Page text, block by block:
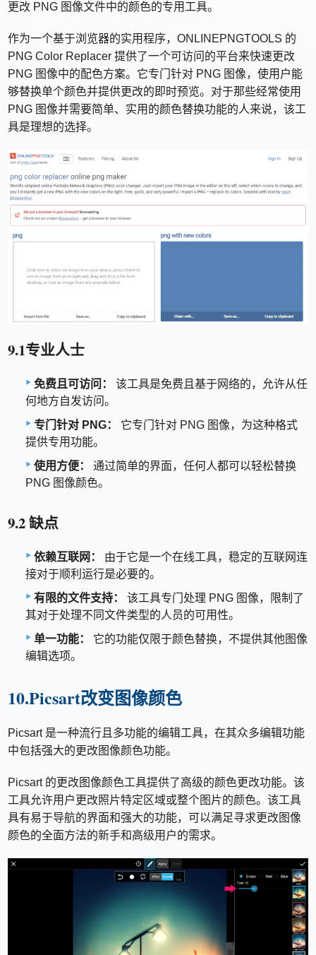
更改 PNG 图像文件中的颜色的专用工具。
作为一个基于浏览器的实用程序，ONLINEPNGTOOLS 的
PNG Color Replacer 提供了一个可访问的平台来快速更改
PNG 图像中的配色方案。它专门针对 PNG 图像，使用户能
够替换单个颜色并提供更改的即时预览。对于那些经常使用
PNG 图像并需要简单、实用的颜色替换功能的人来说，该工
具是理想的选择。
9.1专业人士
免费且可访问：
该工具是免费且基于网络的，允许从任
何地方自发访问。
专门针对 PNG：
它专门针对 PNG 图像，为这种格式
提供专用功能。
使用方便：
通过简单的界面，任何人都可以轻松替换
PNG 图像颜色。
9.2 缺点
依赖互联网：
由于它是一个在线工具，稳定的互联网连
接对于顺利运行是必要的。
有限的文件支持：
该工具专门处理 PNG 图像，限制了
其对于处理不同文件类型的人员的可用性。
单一功能：
它的功能仅限于颜色替换，不提供其他图像
编辑选项。
10.Picsart改变图像颜色
Picsart 是一种流行且多功能的编辑工具，在其众多编辑功能
中包括强大的更改图像颜色功能。
Picsart 的更改图像颜色工具提供了高级的颜色更改功能。该
工具允许用户更改照片特定区域或整个图片的颜色。该工具
具有易于导航的界面和强大的功能，可以满足寻求更改图像
颜色的全面方法的新手和高级用户的需求。